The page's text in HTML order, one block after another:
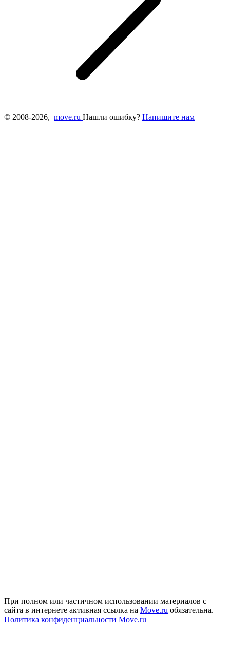
© 2008-2026, move.ru Нашли ошибку? Напишите нам
При полном или частичном использовании материалов с
сайта в интернете активная ссылка на Move.ru обязательна.
Политика конфиденциальности Move.ru